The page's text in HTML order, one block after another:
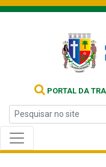
PORTAL DA